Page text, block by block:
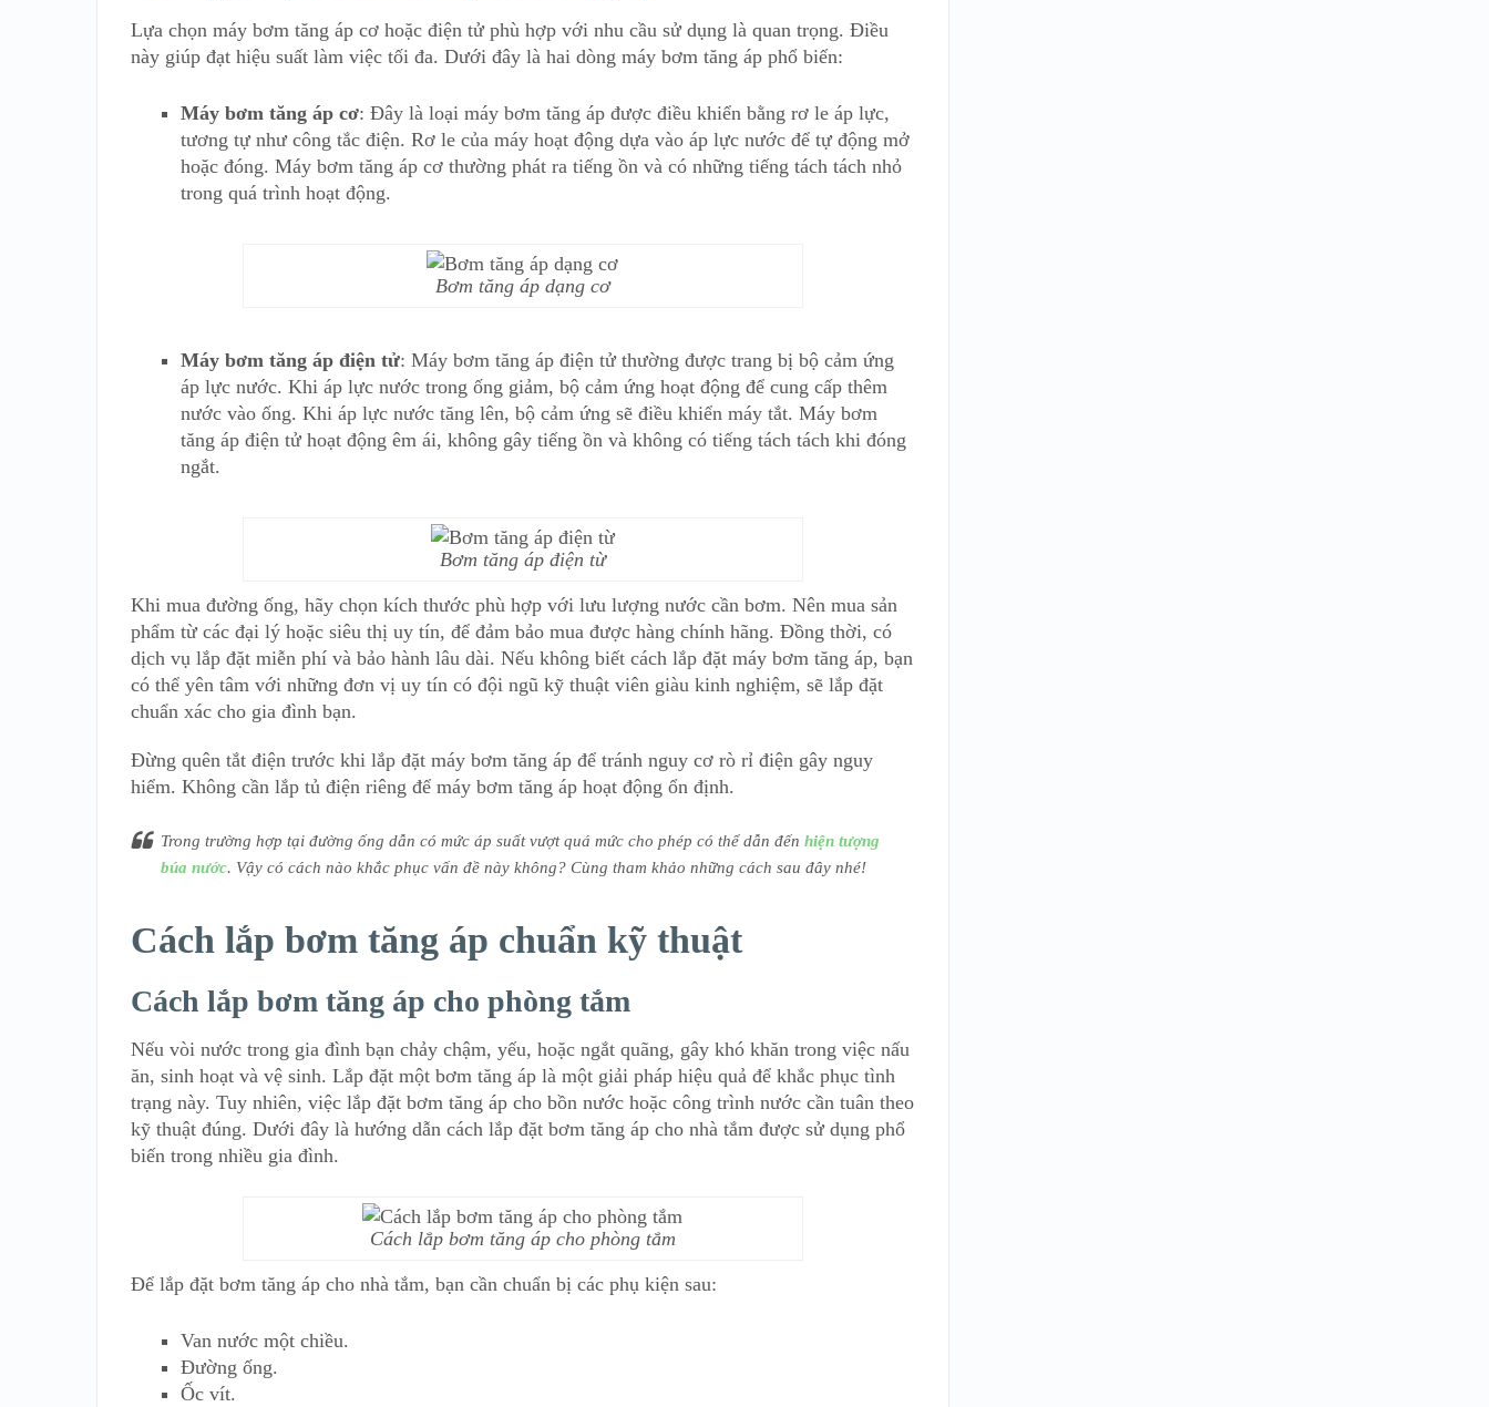
Lựa chọn máy bơm tăng áp cơ hoặc điện tử phù hợp với nhu cầu sử dụng là quan trọng. Điều
này giúp đạt hiệu suất làm việc tối đa. Dưới đây là hai dòng máy bơm tăng áp phổ biến:
Máy bơm tăng áp cơ: Đây là loại máy bơm tăng áp được điều khiển bằng rơ le áp lực,
tương tự như công tắc điện. Rơ le của máy hoạt động dựa vào áp lực nước để tự động mở
hoặc đóng. Máy bơm tăng áp cơ thường phát ra tiếng ồn và có những tiếng tách tách nhỏ
trong quá trình hoạt động.
Bơm tăng áp dạng cơ
Máy bơm tăng áp điện tử: Máy bơm tăng áp điện tử thường được trang bị bộ cảm ứng
áp lực nước. Khi áp lực nước trong ống giảm, bộ cảm ứng hoạt động để cung cấp thêm
nước vào ống. Khi áp lực nước tăng lên, bộ cảm ứng sẽ điều khiển máy tắt. Máy bơm
tăng áp điện tử hoạt động êm ái, không gây tiếng ồn và không có tiếng tách tách khi đóng
ngắt.
Bơm tăng áp điện từ
Khi mua đường ống, hãy chọn kích thước phù hợp với lưu lượng nước cần bơm. Nên mua sản
phẩm từ các đại lý hoặc siêu thị uy tín, để đảm bảo mua được hàng chính hãng. Đồng thời, có
dịch vụ lắp đặt miễn phí và bảo hành lâu dài. Nếu không biết cách lắp đặt máy bơm tăng áp, bạn
có thể yên tâm với những đơn vị uy tín có đội ngũ kỹ thuật viên giàu kinh nghiệm, sẽ lắp đặt
chuẩn xác cho gia đình bạn.
Đừng quên tắt điện trước khi lắp đặt máy bơm tăng áp để tránh nguy cơ rò rỉ điện gây nguy
hiểm. Không cần lắp tủ điện riêng để máy bơm tăng áp hoạt động ổn định.
Trong trường hợp tại đường ống dẫn có mức áp suất vượt quá mức cho phép có thể dẫn đến hiện tượng
búa nước. Vậy có cách nào khắc phục vấn đề này không? Cùng tham khảo những cách sau đây nhé!
Cách lắp bơm tăng áp chuẩn kỹ thuật
Cách lắp bơm tăng áp cho phòng tắm
Nếu vòi nước trong gia đình bạn chảy chậm, yếu, hoặc ngắt quãng, gây khó khăn trong việc nấu
ăn, sinh hoạt và vệ sinh. Lắp đặt một bơm tăng áp là một giải pháp hiệu quả để khắc phục tình
trạng này. Tuy nhiên, việc lắp đặt bơm tăng áp cho bồn nước hoặc công trình nước cần tuân theo
kỹ thuật đúng. Dưới đây là hướng dẫn cách lắp đặt bơm tăng áp cho nhà tắm được sử dụng phổ
biến trong nhiều gia đình.
Cách lắp bơm tăng áp cho phòng tắm
Để lắp đặt bơm tăng áp cho nhà tắm, bạn cần chuẩn bị các phụ kiện sau:
Van nước một chiều.
Đường ống.
Ốc vít.